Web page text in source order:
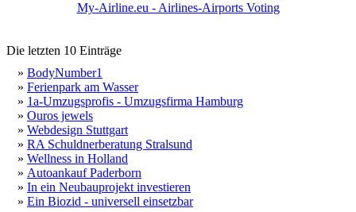
My-Airline.eu - Airlines-Airports Voting
Die letzten 10 Einträge
» BodyNumber1
» Ferienpark am Wasser
» 1a-Umzugsprofis - Umzugsfirma Hamburg
» Ouros jewels
» Webdesign Stuttgart
» RA Schuldnerberatung Stralsund
» Wellness in Holland
» Autoankauf Paderborn
» In ein Neubauprojekt investieren
» Ein Biozid - universell einsetzbar